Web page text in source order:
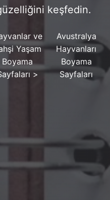
keşfedin.
ve
Yaşam
Boyama
>
Avustralya
Hayvanları
Boyama
Sayfaları